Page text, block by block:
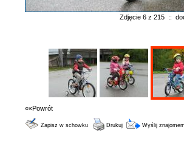
Zdjęcie 6 z 215 ::
««Powrót
Zapisz w schowku Drukuj Wyślij